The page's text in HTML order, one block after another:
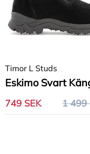
Timor L Studs
Eskimo Svart
749 SEK 1 499